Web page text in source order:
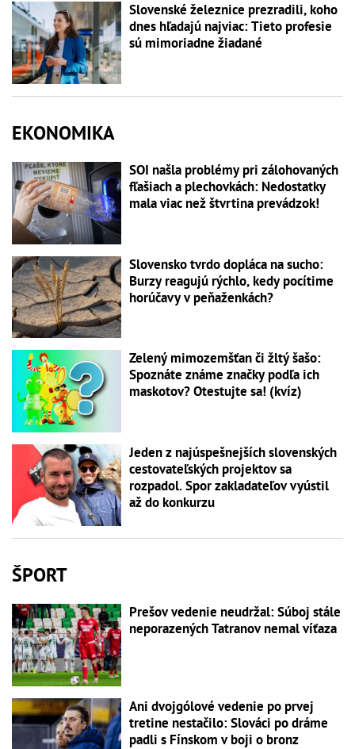
Slovenské železnice prezradili, koho
dnes hľadajú najviac: Tieto profesie
sú mimoriadne žiadané
EKONOMIKA
SOI našla problémy pri zálohovaných
fľašiach a plechovkách: Nedostatky
mala viac než štvrtina prevádzok!
Slovensko tvrdo dopláca na sucho:
Burzy reagujú rýchlo, kedy pocítime
horúčavy v peňaženkách?
Zelený mimozemšťan či žltý šašo:
Spoznáte známe značky podľa ich
maskotov? Otestujte sa! (kvíz)
Jeden z najúspešnejších slovenských
cestovateľských projektov sa
rozpadol. Spor zakladateľov vyústil
až do konkurzu
ŠPORT
Prešov vedenie neudržal: Súboj stále
neporazených Tatranov nemal víťaza
Ani dvojgólové vedenie po prvej
tretine nestačilo: Slováci po dráme
padli s Fínskom v boji o bronz